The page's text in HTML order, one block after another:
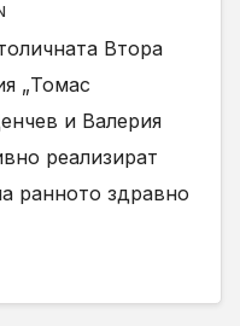
Втора
„Томас
и Валерия
реализират
ранното здравно